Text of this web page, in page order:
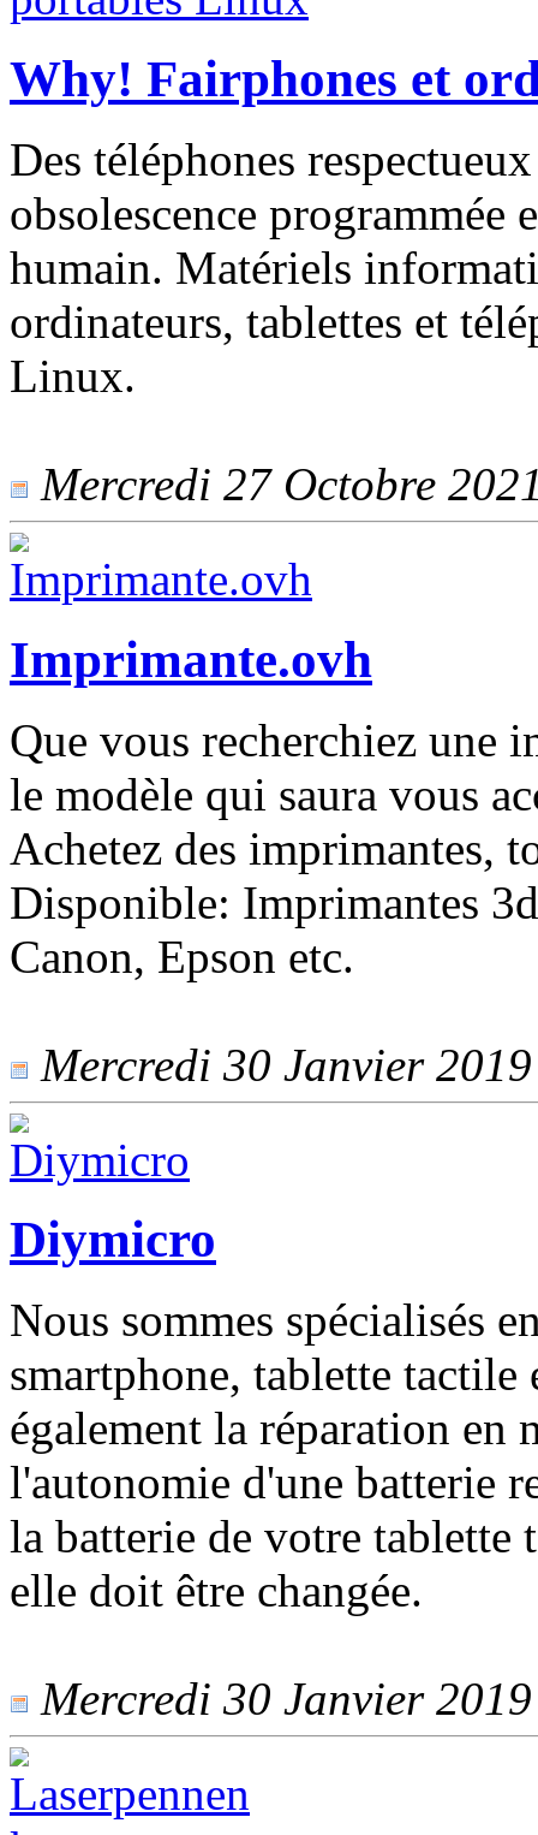
Why! Fairphones et
Des téléphones
obsolescence programmée
humain. Matériels
ordinateurs, tablettes et
Linux.
Mercredi 27 Octobre
Imprimante.ovh
Que vous recherchiez une
le modèle qui saura vous
Achetez des imprimantes,
Disponible: Imprimantes
Canon, Epson etc.
Mercredi 30 Janvier
Diymicro
Nous sommes spécialisés
smartphone, tablette
également la réparation en
l'autonomie d'une batterie
la batterie de votre tablette
elle doit être changée.
Mercredi 30 Janvier